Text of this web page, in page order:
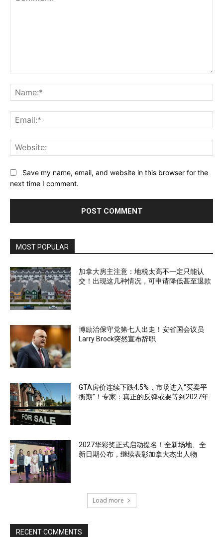
Save my name, email, and website in this browser for the
next time I comment.
MOST POPULAR
加拿大房主注意：地税太高不一定只能认
交！出现这几种情况，可申请降低甚至退款
博励治保守党第七人出走！安省国会议员
Larry Brock突然宣布辞职
GTA房价连续下跌4.5%，市场进入“买卖平
衡期”！专家：真正的反弹或要等到2027年
2027华彩奖正式启动提名！全新场地、全
新日期公布，继续表彰加拿大杰出人物
Load more
RECENT COMMENTS